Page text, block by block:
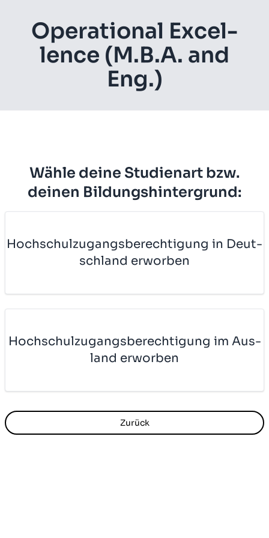
Ope­ra­ti­o­nal Ex­cel­
lence (M.B.A. and
Eng.)
Wähle deine Studienart bzw.
deinen Bildungshintergrund:
Hoch­schul­zu­gangs­be­rech­ti­gung in Deut­
sch­land er­wor­ben
Hoch­schul­zu­gangs­be­rech­ti­gung im Aus­
land er­wor­ben
Zurück